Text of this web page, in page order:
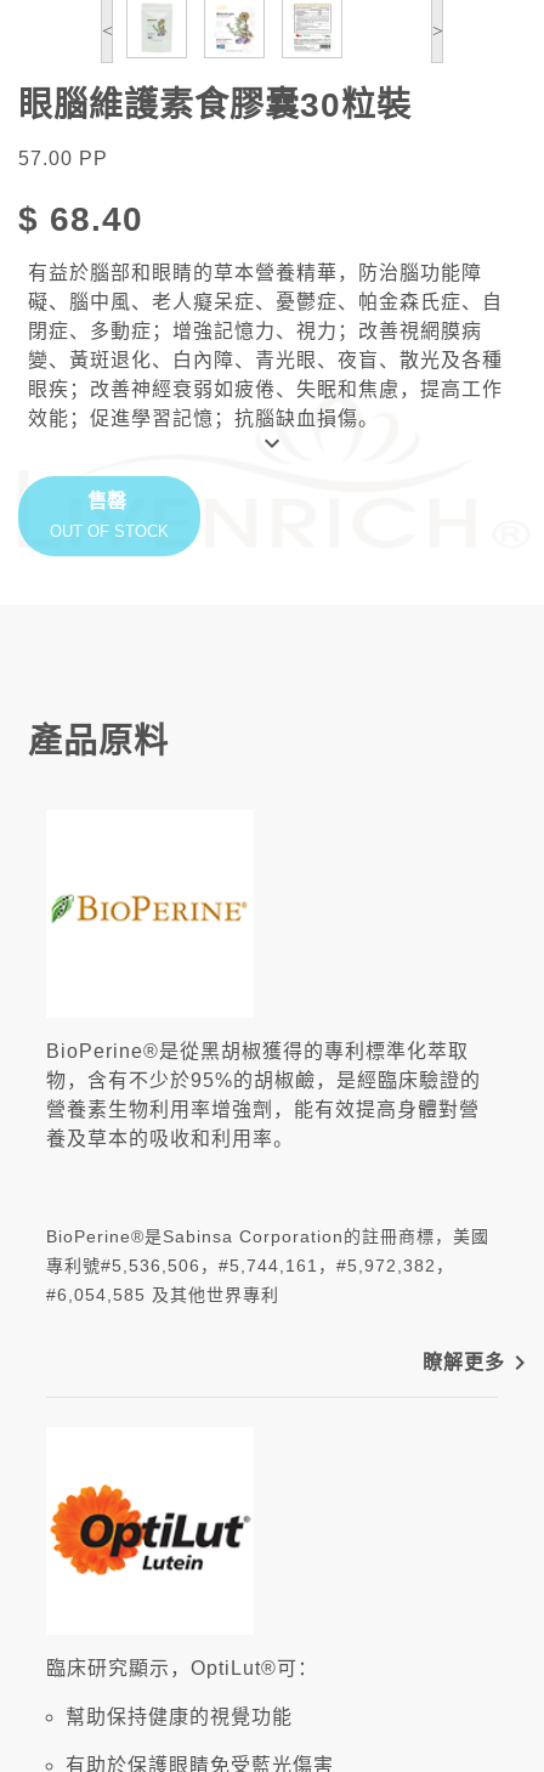
< >
眼腦維護素食膠囊30粒裝
57.00 PP
$ 68.40
有益於腦部和眼睛的草本營養精華，防治腦功能障
礙、腦中風、老人癡呆症、憂鬱症、帕金森氏症、自
閉症、多動症；增強記憶力、視力；改善視網膜病
變、黃斑退化、白內障、青光眼、夜盲、散光及各種
眼疾；改善神經衰弱如疲倦、失眠和焦慮，提高工作
效能；促進學習記憶；抗腦缺血損傷。
keyboard_arrow_down
售罄
OUT OF STOCK
產品原料
BioPerine®是從黑胡椒獲得的專利標準化萃取
物，含有不少於95%的胡椒鹼，是經臨床驗證的
營養素生物利用率增強劑，能有效提高身體對營
養及草本的吸收和利用率。
BioPerine®是Sabinsa Corporation的註冊商標，美國
專利號#5,536,506，#5,744,161，#5,972,382，
#6,054,585 及其他世界專利
瞭解更多 navigate_next
臨床研究顯示，OptiLut®可：
幫助保持健康的視覺功能
有助於保護眼睛免受藍光傷害